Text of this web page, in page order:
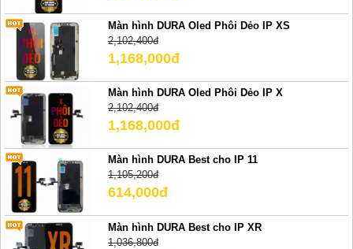
Màn hình DURA Oled Phôi Dẻo IP XS
2,102,400đ
1,168,000đ
Màn hình DURA Oled Phôi Dẻo IP X
2,102,400đ
1,168,000đ
Màn hình DURA Best cho IP 11
1,105,200đ
614,000đ
Màn hình DURA Best cho IP XR
1,036,800đ